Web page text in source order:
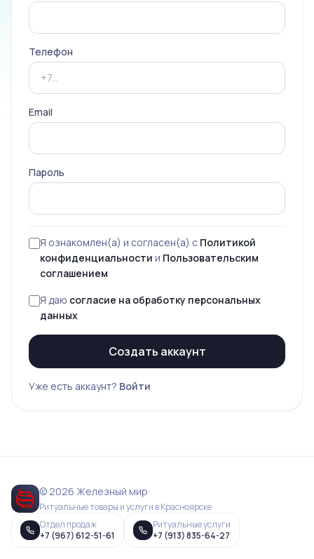
Телефон
Email
Пароль
Я ознакомлен(а) и согласен(а) с Политикой
конфиденциальности и Пользовательским
соглашением
Я даю согласие на обработку персональных
данных
Создать аккаунт
Уже есть аккаунт? Войти
© 2026 Железный мир
Ритуальные товары и услуги в Красноярске
Отдел продаж
+7 (967) 612-51-61
Ритуальные услуги
+7 (913) 835-64-27